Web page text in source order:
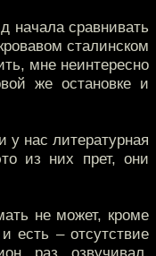
начала сравнивать
сталинском
мне неинтересно
же остановке и
у нас литературная
из них прет, они
не может, кроме
есть – отсутствие